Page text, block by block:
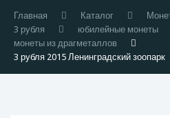
Главная Каталог
3 рубля
юбилейные монеты
монеты из драгметаллов
3 рубля 2015 Ленинградский зоопарк